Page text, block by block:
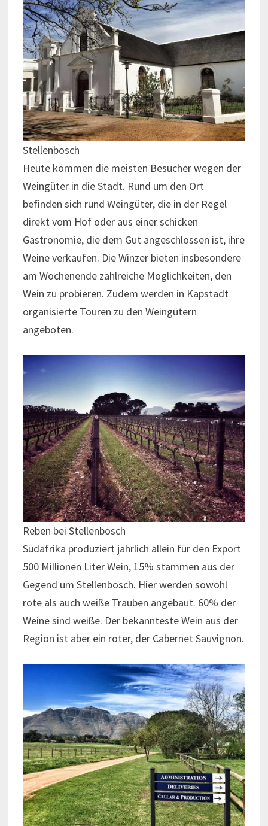
Stellenbosch
Heute kommen die meisten Besucher wegen der
Weingüter in die Stadt. Rund um den Ort
befinden sich rund Weingüter, die in der Regel
direkt vom Hof oder aus einer schicken
Gastronomie, die dem Gut angeschlossen ist, ihre
Weine verkaufen. Die Winzer bieten insbesondere
am Wochenende zahlreiche Möglichkeiten, den
Wein zu probieren. Zudem werden in Kapstadt
organisierte Touren zu den Weingütern
angeboten.
Reben bei Stellenbosch
Südafrika produziert jährlich allein für den Export
500 Millionen Liter Wein, 15% stammen aus der
Gegend um Stellenbosch. Hier werden sowohl
rote als auch weiße Trauben angebaut. 60% der
Weine sind weiße. Der bekannteste Wein aus der
Region ist aber ein roter, der Cabernet Sauvignon.